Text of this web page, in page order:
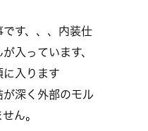
す、、、内装仕
入っています、
に入ります
深く外部のモル
ん。